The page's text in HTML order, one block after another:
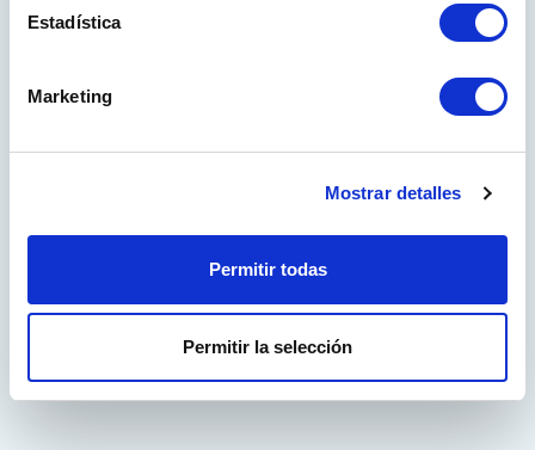
Estadística
Marketing
Mostrar detalles
Permitir todas
Permitir la selección
Don't have an account yet?
ProElite is an online tool to design and quote Marine Elite
entrance panels in an easy and intuitive way
REGISTER